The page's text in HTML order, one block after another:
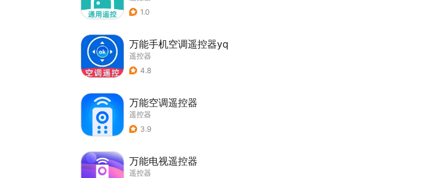
1.0
万能手机空调遥控器yq
遥控器
4.8
万能空调遥控器
遥控器
3.9
万能电视遥控器
遥控器